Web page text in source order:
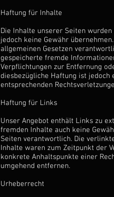
Haftung für Inhalte
Die Inhalte unserer Seiten
jedoch keine Gewähr
allgemeinen Gesetzen
gespeicherte fremde
Verpflichtungen zur Entfernung
diesbezügliche Haftung ist
entsprechenden
Haftung für Links
Unser Angebot enthält Links zu
fremden Inhalte auch keine
Seiten verantwortlich. Die
Inhalte waren zum Zeitpunkt der
konkrete Anhaltspunkte einer
umgehend entfernen.
Urheberrecht